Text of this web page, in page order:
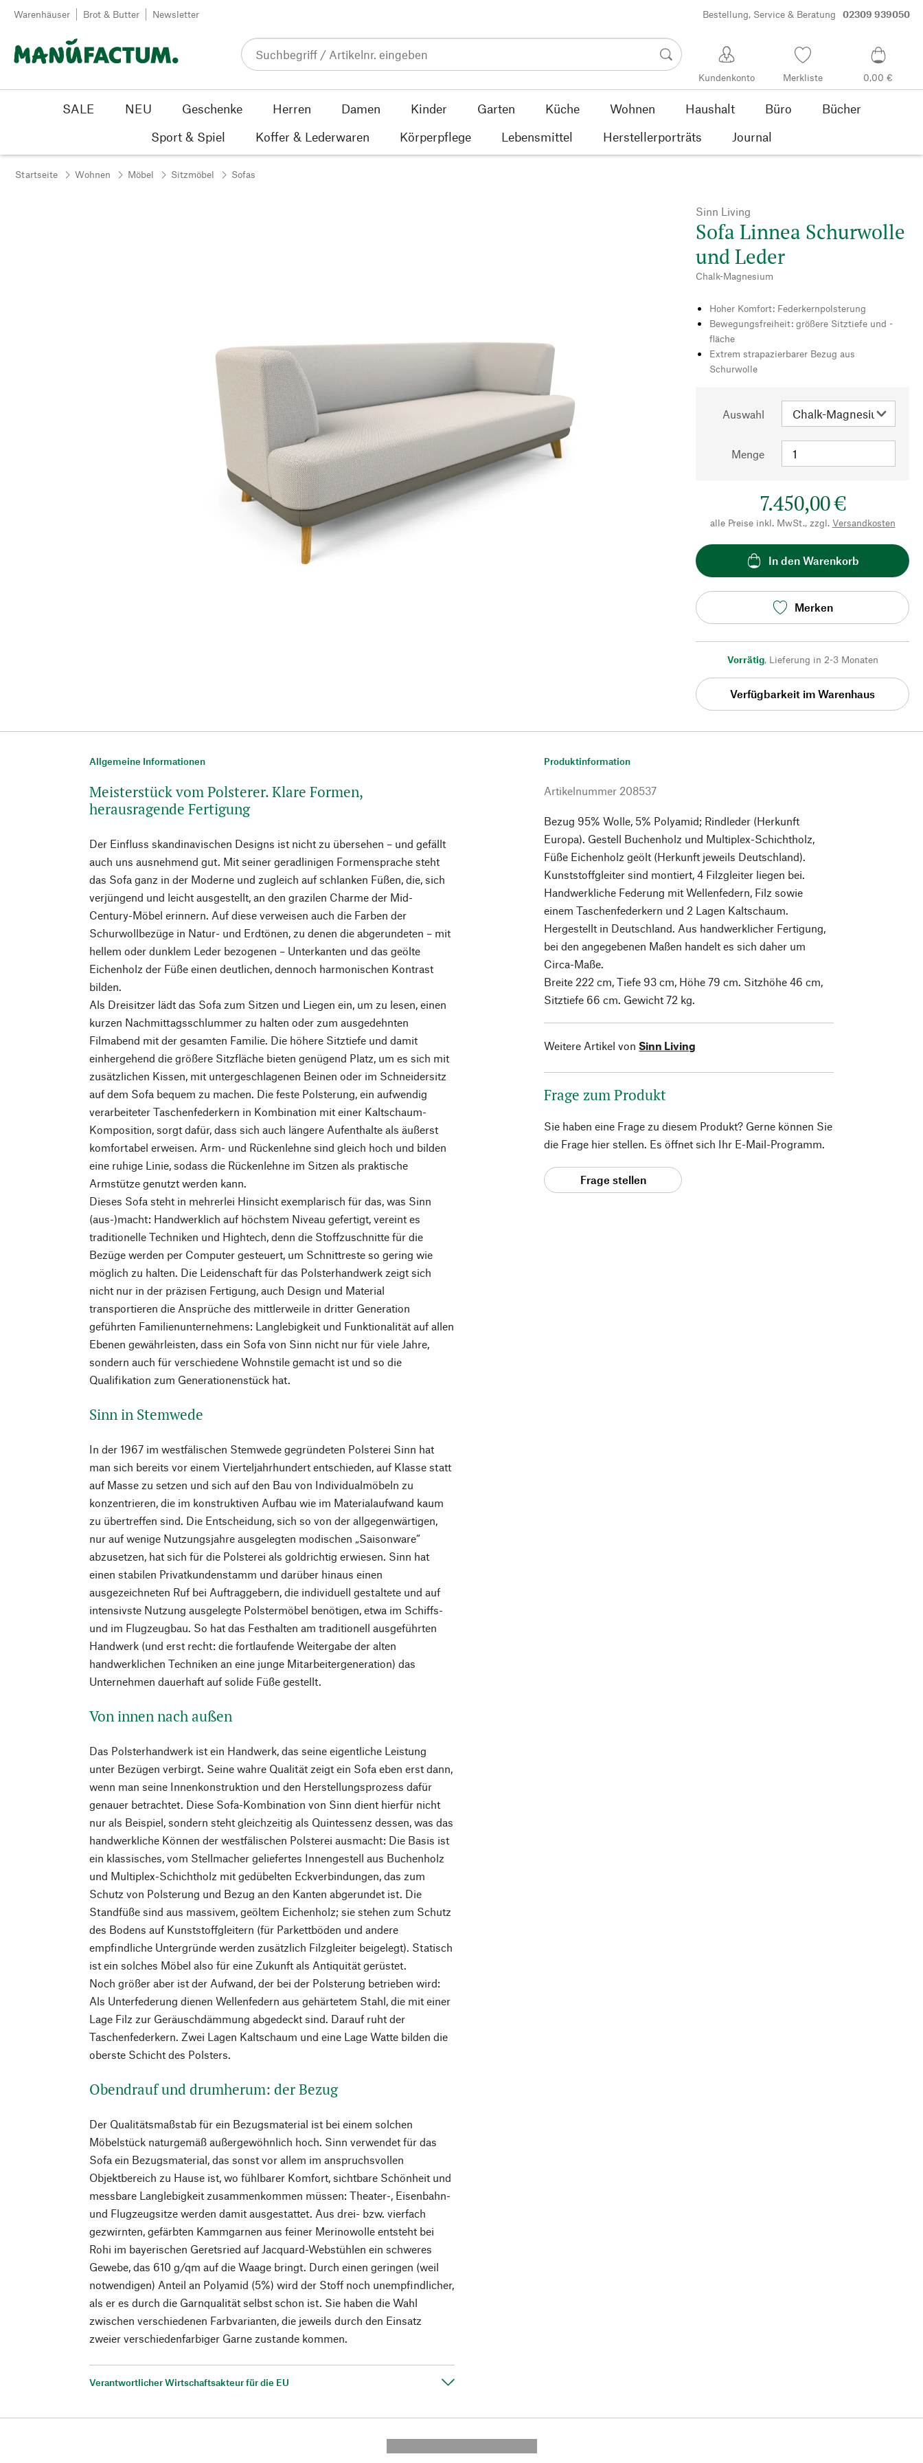
Zum Inhalt springen
Warenhäuser Brot & Butter Newsletter Bestellung, Service & Beratung 02309 939050
Kundenkonto Merkliste 0,00 €
SALE NEU Geschenke Herren Damen Kinder Garten Küche Wohnen Haushalt Büro
Bücher
Sport & Spiel
Koffer & Lederwaren Körperpflege Lebensmittel Herstellerporträts Journal
Startseite Wohnen Möbel Sitzmöbel Sofas
Sinn Living
Sofa Linnea Schurwolle
und Leder
Chalk-Magnesium
Hoher Komfort: Federkernpolsterung
Bewegungsfreiheit: größere Sitztiefe und -
fläche
Extrem strapazierbarer Bezug aus
Schurwolle
Auswahl
Menge
7.450,00 €
alle Preise inkl. MwSt., zzgl. Versandkosten
In den Warenkorb
Merken
Vorrätig, Lieferung in 2-3 Monaten
Verfügbarkeit im Warenhaus
Allgemeine Informationen
Meisterstück vom Polsterer. Klare Formen,
herausragende Fertigung
Der Einfluss skandinavischen Designs ist nicht zu übersehen – und gefällt
auch uns ausnehmend gut. Mit seiner geradlinigen Formensprache steht
das Sofa ganz in der Moderne und zugleich auf schlanken Füßen, die, sich
verjüngend und leicht ausgestellt, an den grazilen Charme der Mid-
Century-Möbel erinnern. Auf diese verweisen auch die Farben der
Schurwollbezüge in Natur- und Erdtönen, zu denen die abgerundeten – mit
hellem oder dunklem Leder bezogenen – Unterkanten und das geölte
Eichenholz der Füße einen deutlichen, dennoch harmonischen Kontrast
bilden.
Als Dreisitzer lädt das Sofa zum Sitzen und Liegen ein, um zu lesen, einen
kurzen Nachmittagsschlummer zu halten oder zum ausgedehnten
Filmabend mit der gesamten Familie. Die höhere Sitztiefe und damit
einhergehend die größere Sitzfläche bieten genügend Platz, um es sich mit
zusätzlichen Kissen, mit untergeschlagenen Beinen oder im Schneidersitz
auf dem Sofa bequem zu machen. Die feste Polsterung, ein aufwendig
verarbeiteter Taschenfederkern in Kombination mit einer Kaltschaum-
Komposition, sorgt dafür, dass sich auch längere Aufenthalte als äußerst
komfortabel erweisen. Arm- und Rückenlehne sind gleich hoch und bilden
eine ruhige Linie, sodass die Rückenlehne im Sitzen als praktische
Armstütze genutzt werden kann.
Dieses Sofa steht in mehrerlei Hinsicht exemplarisch für das, was Sinn
(aus-)macht: Handwerklich auf höchstem Niveau gefertigt, vereint es
traditionelle Techniken und Hightech, denn die Stoffzuschnitte für die
Bezüge werden per Computer gesteuert, um Schnittreste so gering wie
möglich zu halten. Die Leidenschaft für das Polsterhandwerk zeigt sich
nicht nur in der präzisen Fertigung, auch Design und Material
transportieren die Ansprüche des mittlerweile in dritter Generation
geführten Familienunternehmens: Langlebigkeit und Funktionalität auf allen
Ebenen gewährleisten, dass ein Sofa von Sinn nicht nur für viele Jahre,
sondern auch für verschiedene Wohnstile gemacht ist und so die
Qualifikation zum Generationenstück hat.
Sinn in Stemwede
In der 1967 im westfälischen Stemwede gegründeten Polsterei Sinn hat
man sich bereits vor einem Vierteljahrhundert entschieden, auf Klasse statt
auf Masse zu setzen und sich auf den Bau von Individualmöbeln zu
konzentrieren, die im konstruktiven Aufbau wie im Materialaufwand kaum
zu übertreffen sind. Die Entscheidung, sich so von der allgegenwärtigen,
nur auf wenige Nutzungsjahre ausgelegten modischen „Saisonware“
abzusetzen, hat sich für die Polsterei als goldrichtig erwiesen. Sinn hat
einen stabilen Privatkundenstamm und darüber hinaus einen
ausgezeichneten Ruf bei Auftraggebern, die individuell gestaltete und auf
intensivste Nutzung ausgelegte Polstermöbel benötigen, etwa im Schiffs-
und im Flugzeugbau. So hat das Festhalten am traditionell ausgeführten
Handwerk (und erst recht: die fortlaufende Weitergabe der alten
handwerklichen Techniken an eine junge Mitarbeitergeneration) das
Unternehmen dauerhaft auf solide Füße gestellt.
Von innen nach außen
Das Polsterhandwerk ist ein Handwerk, das seine eigentliche Leistung
unter Bezügen verbirgt. Seine wahre Qualität zeigt ein Sofa eben erst dann,
wenn man seine Innenkonstruktion und den Herstellungsprozess dafür
genauer betrachtet. Diese Sofa-Kombination von Sinn dient hierfür nicht
nur als Beispiel, sondern steht gleichzeitig als Quintessenz dessen, was das
handwerkliche Können der westfälischen Polsterei ausmacht: Die Basis ist
ein klassisches, vom Stellmacher geliefertes Innengestell aus Buchenholz
und Multiplex-Schichtholz mit gedübelten Eckverbindungen, das zum
Schutz von Polsterung und Bezug an den Kanten abgerundet ist. Die
Standfüße sind aus massivem, geöltem Eichenholz; sie stehen zum Schutz
des Bodens auf Kunststoffgleitern (für Parkettböden und andere
empfindliche Untergründe werden zusätzlich Filzgleiter beigelegt). Statisch
ist ein solches Möbel also für eine Zukunft als Antiquität gerüstet.
Noch größer aber ist der Aufwand, der bei der Polsterung betrieben wird:
Als Unterfederung dienen Wellenfedern aus gehärtetem Stahl, die mit einer
Lage Filz zur Geräuschdämmung abgedeckt sind. Darauf ruht der
Taschenfederkern. Zwei Lagen Kaltschaum und eine Lage Watte bilden die
oberste Schicht des Polsters.
Obendrauf und drumherum: der Bezug
Der Qualitätsmaßstab für ein Bezugsmaterial ist bei einem solchen
Möbelstück naturgemäß außergewöhnlich hoch. Sinn verwendet für das
Sofa ein Bezugsmaterial, das sonst vor allem im anspruchsvollen
Objektbereich zu Hause ist, wo fühlbarer Komfort, sichtbare Schönheit und
messbare Langlebigkeit zusammenkommen müssen: Theater-, Eisenbahn-
und Flugzeugsitze werden damit ausgestattet. Aus drei- bzw. vierfach
gezwirnten, gefärbten Kammgarnen aus feiner Merinowolle entsteht bei
Rohi im bayerischen Geretsried auf Jacquard-Webstühlen ein schweres
Gewebe, das 610 g/qm auf die Waage bringt. Durch einen geringen (weil
notwendigen) Anteil an Polyamid (5%) wird der Stoff noch unempfindlicher,
als er es durch die Garnqualität selbst schon ist. Sie haben die Wahl
zwischen verschiedenen Farbvarianten, die jeweils durch den Einsatz
zweier verschiedenfarbiger Garne zustande kommen.
Verantwortlicher Wirtschaftsakteur für die EU
Produktinformation
Artikelnummer 208537
Bezug 95% Wolle, 5% Polyamid; Rindleder (Herkunft
Europa). Gestell Buchenholz und Multiplex-Schichtholz,
Füße Eichenholz geölt (Herkunft jeweils Deutschland).
Kunststoffgleiter sind montiert, 4 Filzgleiter liegen bei.
Handwerkliche Federung mit Wellenfedern, Filz sowie
einem Taschenfederkern und 2 Lagen Kaltschaum.
Hergestellt in Deutschland. Aus handwerklicher Fertigung,
bei den angegebenen Maßen handelt es sich daher um
Circa-Maße.
Breite 222 cm, Tiefe 93 cm, Höhe 79 cm. Sitzhöhe 46 cm,
Sitztiefe 66 cm. Gewicht 72 kg.
Weitere Artikel von Sinn Living
Frage zum Produkt
Sie haben eine Frage zu diesem Produkt? Gerne können Sie
die Frage hier stellen. Es öffnet sich Ihr E-Mail-Programm.
Frage stellen